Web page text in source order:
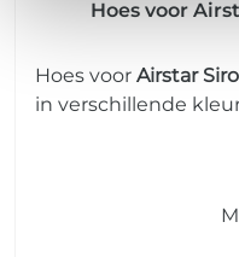
Hoes voor
Hoes voor Airstar
in verschillende